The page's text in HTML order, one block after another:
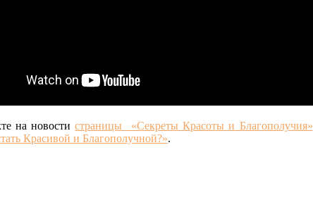
на новостистраницы «Секреты Красоты и Благополучия»
Красивой и Благополучной?».